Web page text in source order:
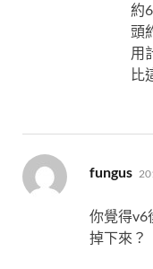
約
頭
用
比
fungus 表
示:
你覺得v6
掉下來？